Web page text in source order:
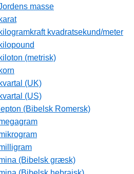
masse
kvadratsekund/meter
(metrisk)
(UK)
(US)
(Bibelsk Romersk)
(Bibelsk græsk)